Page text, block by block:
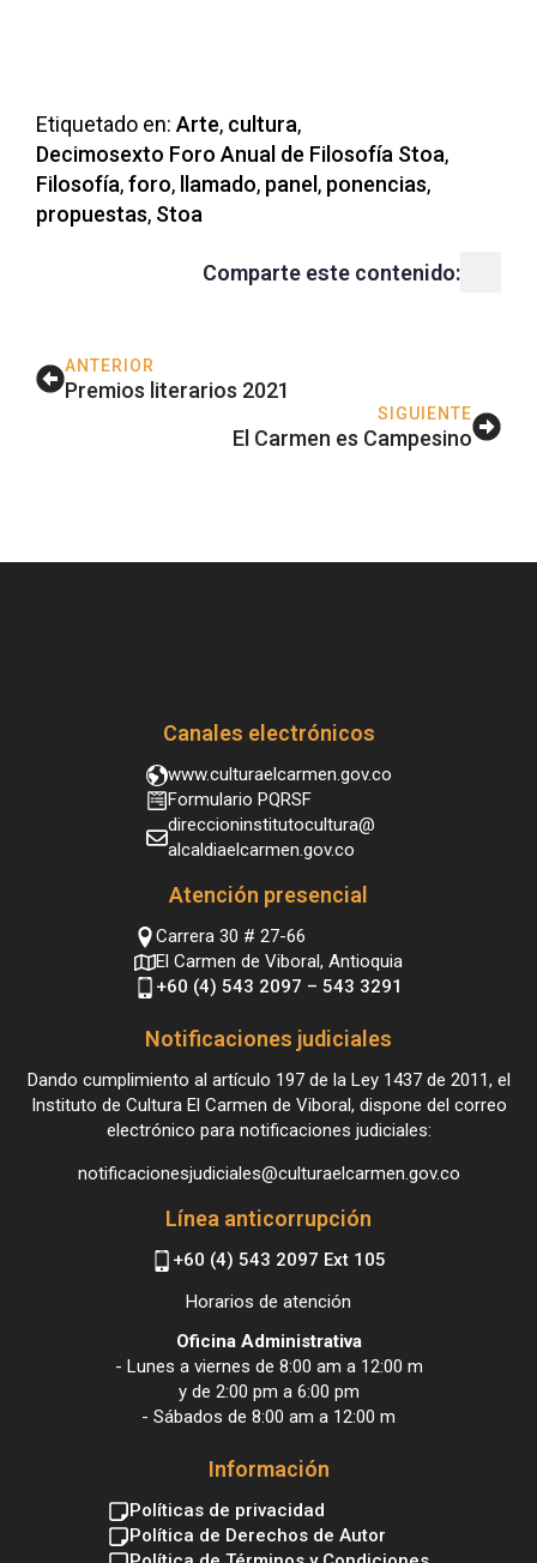
Etiquetado en: Arte cultura
Decimosexto Foro Anual de Filosofía Stoa
Filosofía foro llamado panel
ponencias
propuestas Stoa
Comparte este contenido:
ANTERIOR
Premios literarios 2021
SIGUIENTE
El Carmen es Campesino
Canales electrónicos
www.culturaelcarmen.gov.co
Formulario PQRSF
direccioninstitutocultura@
alcaldiaelcarmen.gov.co
Atención presencial
Carrera 30 # 27-66
El Carmen de Viboral, Antioquia
+60 (4) 543 2097 – 543 3291
Notificaciones judiciales
Dando cumplimiento al artículo 197 de la Ley 1437 de 2011, el
Instituto de Cultura El Carmen de Viboral, dispone del correo
electrónico para notificaciones judiciales:
notificacionesjudiciales@culturaelcarmen.gov.co
Línea anticorrupción
+60 (4) 543 2097 Ext 105
Horarios de atención
Oficina Administrativa
- Lunes a viernes de 8:00 am a 12:00 m
y de 2:00 pm a 6:00 pm
- Sábados de 8:00 am a 12:00 m
Información
Políticas de privacidad
Política de Derechos de Autor